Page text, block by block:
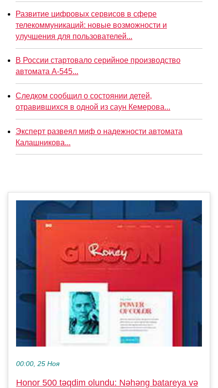
Развитие цифровых сервисов в сфере
телекоммуникаций: новые возможности и
улучшения для пользователей...
В России стартовало серийное производство
автомата А-545...
Следком сообщил о состоянии детей,
отравившихся в одной из саун Кемерова...
Эксперт развеял миф о надежности автомата
Калашникова...
00:00, 25 Ноя
Honor 500 təqdim olundu: Nəhəng batareya və